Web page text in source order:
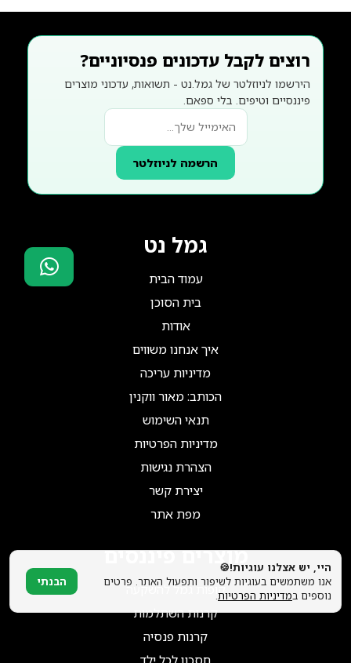
רוצים לקבל עדכונים פנסיוניים?
הירשמו לניוזלטר של גמל.נט - תשואות, עדכוני מוצרים
פיננסיים וטיפים. בלי ספאם.
הרשמה לניוזלטר
גמל נט
עמוד הבית
בית הסוכן
אודות
איך אנחנו משווים
מדיניות עריכה
הכותב: מאור ווקנין
תנאי השימוש
מדיניות הפרטיות
הצהרת נגישות
יצירת קשר
מפת אתר
מוצרים פיננסים
קופות גמל להשקעה
קרנות השתלמות
קרנות פנסיה
היי, יש אצלנו עוגיות!🍪
אנו משתמשים בעוגיות לשיפור ותפעול האתר. פרטים
נוספים במדיניות הפרטיות.
הבנתי